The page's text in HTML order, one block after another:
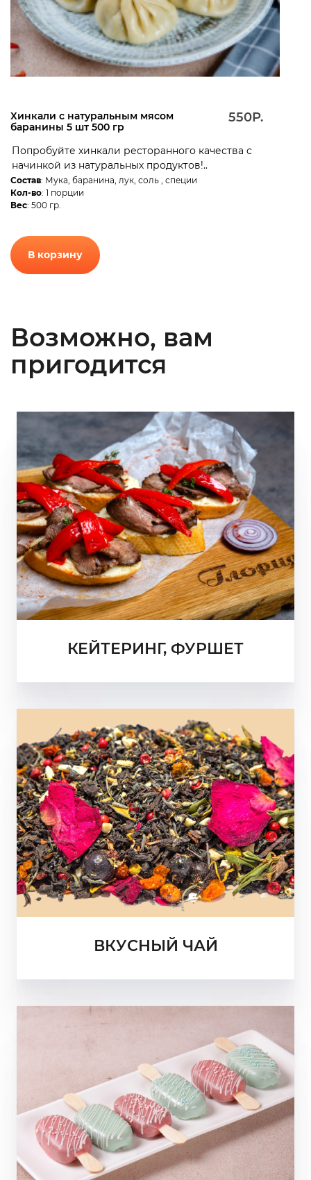
Хинкали с натуральным мясом
баранины 5 шт 500 гр
550Р.
Попробуйте хинкали ресторанного качества с
начинкой из натуральных продуктов!..
Состав: Мука, баранина, лук, соль , специи
Кол-во: 1 порции
Вес: 500 гр.
В корзину
Возможно, вам
пригодится
КЕЙТЕРИНГ, ФУРШЕТ
ВКУСНЫЙ ЧАЙ